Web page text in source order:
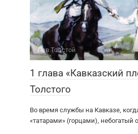
Лев Толстой
1 глава «Кавказский
Толстого
Во время службы на Кавказе,
«татарами» (горцами), небогатый